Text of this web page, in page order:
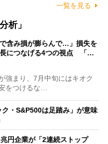
一覧を見る
析」
で含み損が膨らんで…」損失を
につなげる4つの視点 「…
強まり、7月中旬にはキオク
をつけるな…
ク・S&P500は足踏み」が意味
円企業が「2連続ストップ